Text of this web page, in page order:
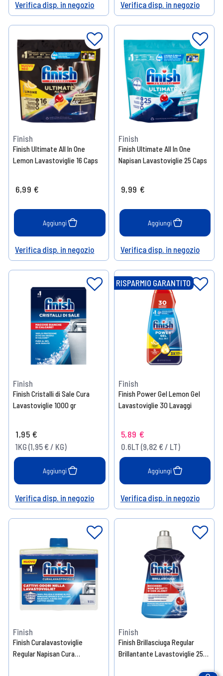
Help
Verifica disp. in negozio
Help
Verifica disp. in negozio
Finish
Finish Ultimate All In One
Lemon Lavastoviglie 16 Caps
6,99 €
Aggiungi
Help
Verifica disp. in negozio
Finish
Finish Ultimate All In One
Napisan Lavastoviglie 25 Caps
9,99 €
Aggiungi
Help
Verifica disp. in negozio
Finish
Finish Cristalli di Sale Cura
Lavastoviglie 1000 gr
1,95 €
1KG (1,95 € / KG)
Aggiungi
Help
Verifica disp. in negozio
RISPARMIO GARANTITO
Finish
Finish Power Gel Lemon Gel
Lavastoviglie 30 Lavaggi
5,89 €
0.6LT (9,82 € / LT)
Aggiungi
Help
Verifica disp. in negozio
Finish
Finish Curalavastoviglie
Regular Napisan Cura
Finish
Finish Brillasciuga Regular
Brillantante Lavastoviglie 250